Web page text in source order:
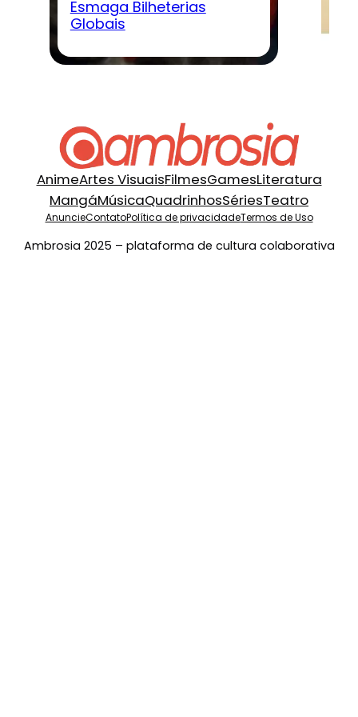
Esmaga Bilheterias
Globais
AnimeArtes VisuaisFilmesGamesLiteratura
MangáMúsicaQuadrinhosSériesTeatro
AnuncieContatoPolítica de privacidadeTermos de Uso
Ambrosia 2025 – plataforma de cultura colaborativa